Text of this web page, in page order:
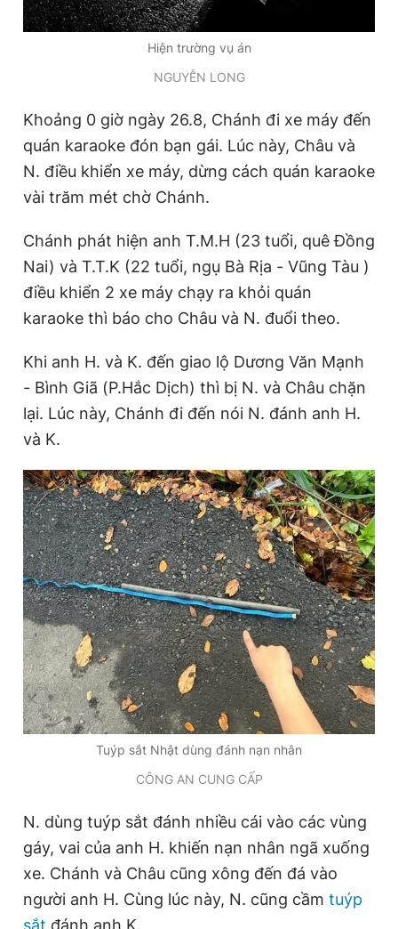
Hiện trường vụ án
NGUYỄN LONG
Khoảng 0 giờ ngày 26.8, Chánh đi xe máy đến
quán karaoke đón bạn gái. Lúc này, Châu và
N. điều khiển xe máy, dừng cách quán karaoke
vài trăm mét chờ Chánh.
Chánh phát hiện anh T.M.H (23 tuổi, quê Đồng
Nai) và T.T.K (22 tuổi, ngụ Bà Rịa - Vũng Tàu )
điều khiển 2 xe máy chạy ra khỏi quán
karaoke thì báo cho Châu và N. đuổi theo.
Khi anh H. và K. đến giao lộ Dương Văn Mạnh
- Bình Giã (P.Hắc Dịch) thì bị N. và Châu chặn
lại. Lúc này, Chánh đi đến nói N. đánh anh H.
và K.
Tuýp sắt Nhật dùng đánh nạn nhân
CÔNG AN CUNG CẤP
N. dùng tuýp sắt đánh nhiều cái vào các vùng
gáy, vai của anh H. khiến nạn nhân ngã xuống
xe. Chánh và Châu cũng xông đến đá vào
người anh H. Cùng lúc này, N. cũng cầm tuýp
sắt đánh anh K.